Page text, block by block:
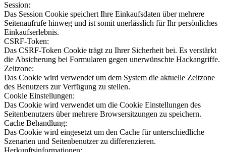
Session:
Das Session Cookie speichert Ihre Einkaufsdaten über mehrere
Seitenaufrufe hinweg und ist somit unerlässlich für Ihr persönliches
Einkaufserlebnis.
CSRF-Token:
Das CSRF-Token Cookie trägt zu Ihrer Sicherheit bei. Es verstärkt
die Absicherung bei Formularen gegen unerwünschte Hackangriffe.
Zeitzone:
Das Cookie wird verwendet um dem System die aktuelle Zeitzone
des Benutzers zur Verfügung zu stellen.
Cookie Einstellungen:
Das Cookie wird verwendet um die Cookie Einstellungen des
Seitenbenutzers über mehrere Browsersitzungen zu speichern.
Cache Behandlung:
Das Cookie wird eingesetzt um den Cache für unterschiedliche
Szenarien und Seitenbenutzer zu differenzieren.